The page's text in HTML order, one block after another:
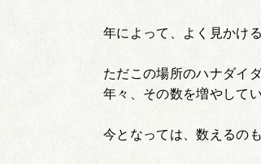
年によって、よく見かけ
ただこの場所のハナダイ
年々、その数を増やしてい
今となっては、数えるの